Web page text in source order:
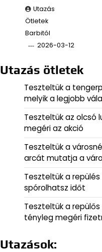
Utazás
Ötletek
Barbitól
2026-03-12
Utazás ötletek
Teszteltük a
melyik a legjobb
Teszteltük az olcsó
megéri az akció
Teszteltük a
arcát mutatja a
Teszteltük a
spórolhatsz időt
Teszteltük a
tényleg megéri
Utazások: